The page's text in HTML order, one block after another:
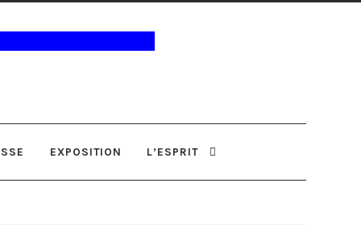
EXPOSITION L’ESPRIT